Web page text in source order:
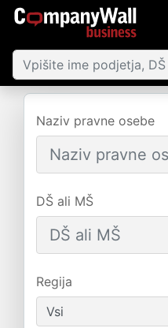
Naziv pravne osebe
DŠ ali MŠ
Regija